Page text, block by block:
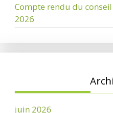
Compte rendu du
2026
juin 2026